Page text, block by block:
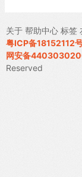
关于 帮助中心 标签
粤ICP备18152112
网安备
Reserved